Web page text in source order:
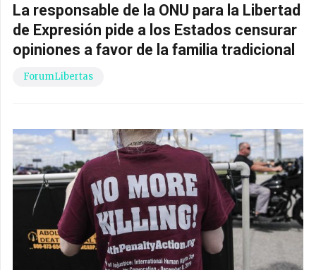
La responsable de la ONU para la Libertad
de Expresión pide a los Estados censurar
opiniones a favor de la familia tradicional
ForumLibertas